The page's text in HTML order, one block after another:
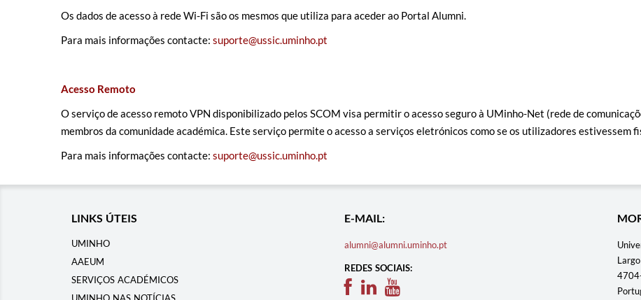
Os dados de acesso à rede Wi-Fi são os mesmos que utiliza para aceder ao Portal Alumni.
Para mais informações contacte: suporte@ussic.uminho.pt
Acesso Remoto
O serviço de acesso remoto VPN disponibilizado pelos SCOM visa permitir o acesso seguro à UMinho-Net (rede de
membros da comunidade académica. Este serviço permite o acesso a serviços eletrónicos como se os utilizadores estivessem
Para mais informações contacte: suporte@ussic.uminho.pt
LINKS ÚTEIS
UMINHO
AAEUM
SERVIÇOS ACADÉMICOS
E-MAIL:
alumni@alumni.uminho.pt
REDES SOCIAIS: